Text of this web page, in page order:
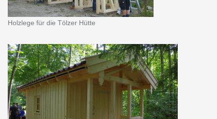
Holzlege für die Tölzer Hütte